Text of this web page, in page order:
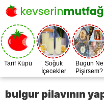
Tarif Küpü
Soğuk
İçecekler
Bugün Ne
Pişirsem?
bulgur pilavının